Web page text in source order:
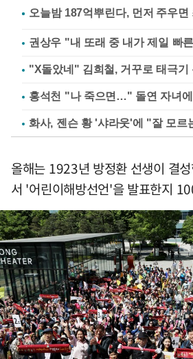
권상우 "내 또래 중 내가 제일 빠
"X돌았네" 김희철, 거꾸로 태극
홍석천 "나 죽으면…" 돌연 자녀
화사, 젠슨 황 '샤라웃'에 "잘 모르
올해는 1923년 방정환 선생이 결
서 '어린이해방선언'을 발표한지